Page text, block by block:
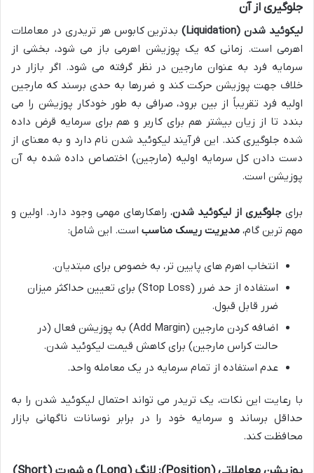
جلوگیری از آن
لیکوئید شدن (Liquidation)
بدترین کابوس هر تریدری در معاملات
اهرمی است. زمانی که یک پوزیشن اهرمی باز می شود، بخشی از
سرمایه فرد به عنوان مارجین در نظر گرفته می شود. اگر بازار در
خلاف جهت پوزیشن حرکت کند و ضررها به حدی برسند که مارجین
اولیه فرد تقریباً از بین برود، صرافی به طور خودکار پوزیشن را می
بندد تا از زیان بیشتر هم برای کاربر و هم برای سرمایه قرض داده
شده جلوگیری کند. این فرآیند لیکوئید شدن نام دارد و به معنای از
دست دادن کل سرمایه اولیه (مارجین) اختصاص داده شده به آن
پوزیشن است.
برای جلوگیری از لیکوئید شدن، راهکارهای مهمی وجود دارد. اولین و
مهم ترین گام، مدیریت ریسک مناسب است. این شامل:
انتخاب اهرم های پایین تر، به خصوص برای مبتدیان.
استفاده از حد ضرر (Stop Loss) برای تعیین حداکثر میزان
ضرر قابل قبول.
اضافه کردن مارجین (Add Margin) به پوزیشن فعال (در
حالت کراس مارجین) برای کاهش قیمت لیکوئید شدن.
عدم استفاده از تمام سرمایه در یک معامله واحد.
با رعایت این نکات، یک تریدر می تواند احتمال لیکوئید شدن را به
حداقل برساند و سرمایه خود را در برابر نوسانات ناگهانی بازار
محافظت کند.